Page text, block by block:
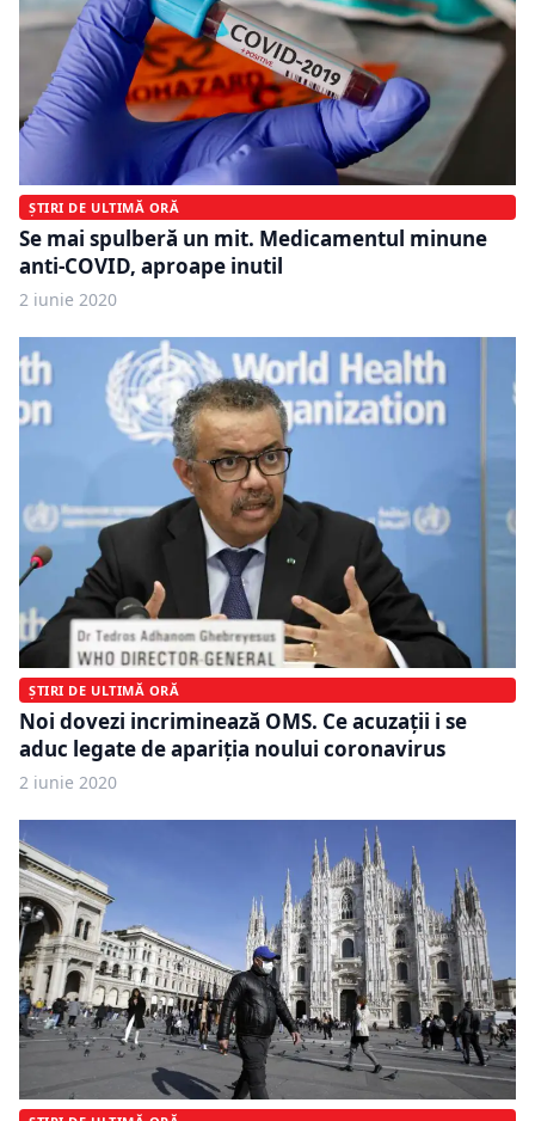
ȘTIRI DE ULTIMĂ ORĂ
Se mai spulberă un mit. Medicamentul minune
anti-COVID, aproape inutil
2 iunie 2020
ȘTIRI DE ULTIMĂ ORĂ
Noi dovezi incriminează OMS. Ce acuzaţii i se
aduc legate de apariţia noului coronavirus
2 iunie 2020